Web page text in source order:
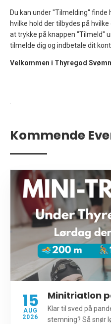
Du kan under "Tilmelding"
hvilke hold der tilbydes på
at trykke på knappen "Tilmeld"
tilmelde dig og indbetale dit
Velkommen i Thyregod
Kommende
15
AUG
2026
Minitriatlon
Klar til sved på
stemning? Så snør